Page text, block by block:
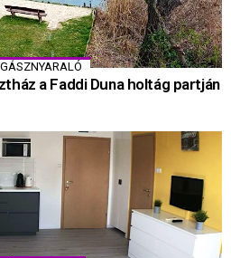
a Faddi Duna holtág partján